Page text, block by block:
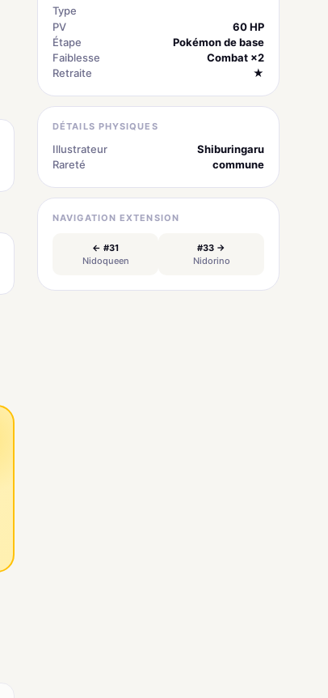
Type
PV
60 HP
Étape
Pokémon de base
Faiblesse
Combat ×2
Retraite
★
DÉTAILS PHYSIQUES
Illustrateur
Shiburingaru
Rareté
commune
NAVIGATION EXTENSION
← #31
Nidoqueen
#33 →
Nidorino